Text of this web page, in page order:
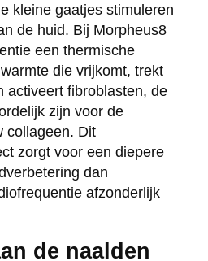
kleine gaatjes stimuleren
de huid. Bij Morpheus8
een thermische
die vrijkomt, trekt
activeert fibroblasten, de
zijn voor de
collageen. Dit
zorgt voor een diepere
dan
afzonderlijk
de naalden